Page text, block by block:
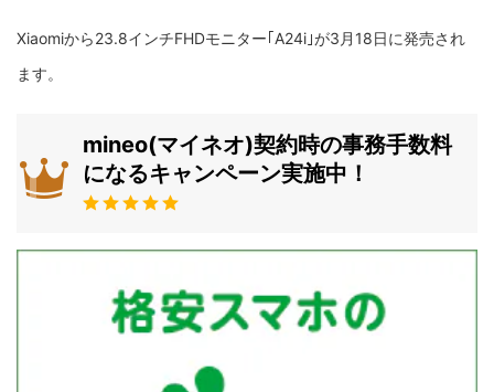
Xiaomiから23.8インチFHDモニター｢A24i｣が3月18日に発売され
ます。
mineo(マイネオ)契約時の事務手数料
になるキャンペーン実施中！